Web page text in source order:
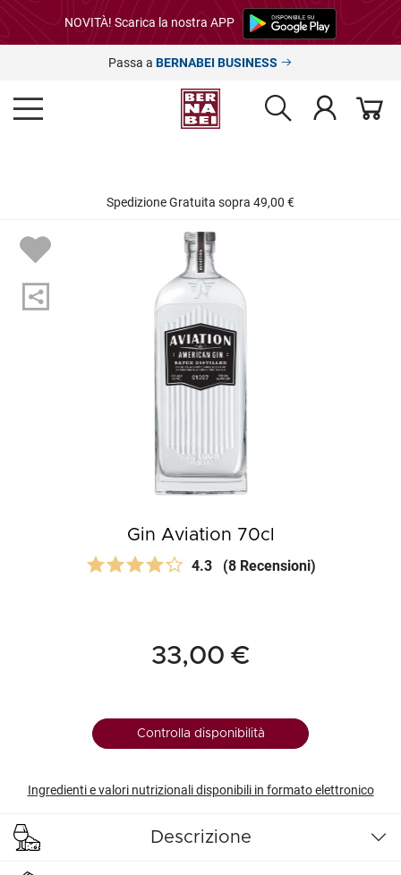
NOVITÀ! Scarica la nostra APP
Passa a BERNABEI BUSINESS
Spedizione Gratuita sopra 49,00 €
Gin Aviation 70cl
4.3 (8 Recensioni)
33,00 €
Controlla disponibilità
Ingredienti e valori nutrizionali disponibili in formato elettronico
Descrizione